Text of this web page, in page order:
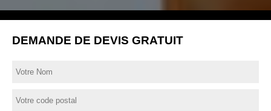
DEMANDE DE DEVIS GRATUIT